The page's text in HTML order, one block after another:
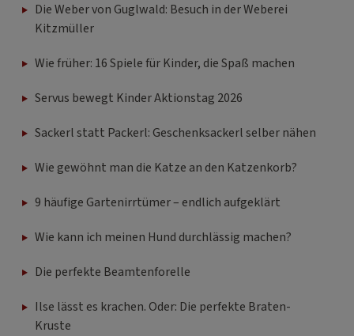
Die Weber von Guglwald: Besuch in der Weberei
Kitzmüller
Wie früher: 16 Spiele für Kinder, die Spaß machen
Servus bewegt Kinder Aktionstag 2026
Sackerl statt Packerl: Geschenksackerl selber nähen
Wie gewöhnt man die Katze an den Katzenkorb?
9 häufige Gartenirrtümer – endlich aufgeklärt
Wie kann ich meinen Hund durchlässig machen?
Die perfekte Beamtenforelle
Ilse lässt es krachen. Oder: Die perfekte Braten-
Kruste